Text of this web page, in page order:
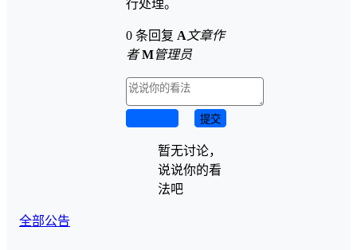
行处理。
0 条回复 A 文章作
者 M管理员
提交
暂无讨论，
说说你的看
法吧
全部公告